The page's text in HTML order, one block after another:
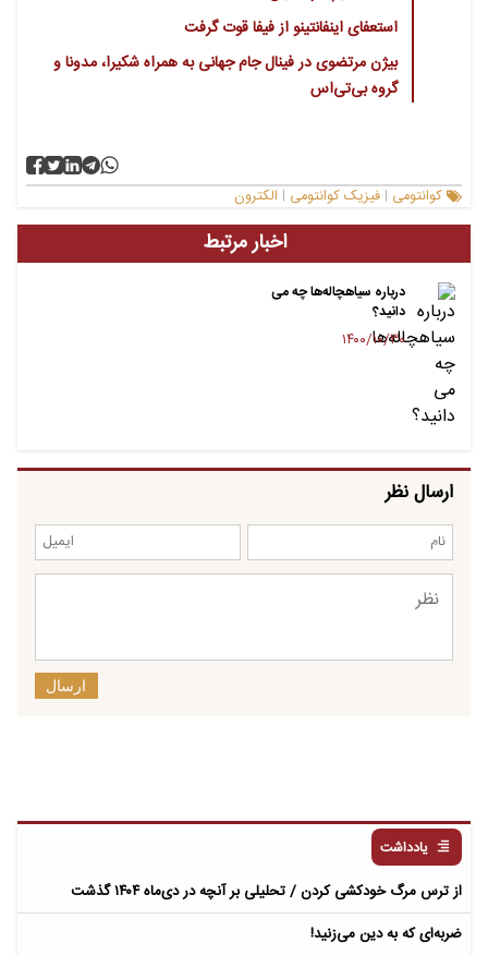
استعفای اینفانتینو از فیفا قوت گرفت
بیژن مرتضوی در فینال جام جهانی به همراه شکیرا، مدونا و
گروه بی‌تی‌اس
کوانتومی | فیزیک کوانتومی | الکترون‌
اخبار مرتبط
درباره سیاهچاله‌ها چه می
دانید؟
۱۴۰۰/۱۰/۳۰
ارسال نظر
ارسال
یادداشت
از ترس مرگ خودکشی کردن / تحلیلی بر آنچه در دی‌ماه ۱۴۰۴ گذشت
ضربه‌ای که به دین می‌زنید!